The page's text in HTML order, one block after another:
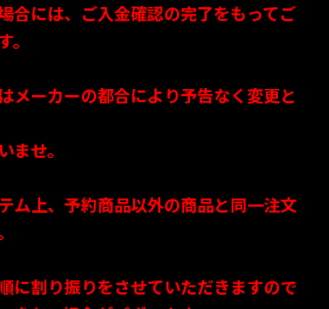
合には、ご入金確認の完了をもってご
メーカーの都合により予告なく変更と
ませ。
ム上、予約商品以外の商品と同一注文
に割り振りをさせていただきますので